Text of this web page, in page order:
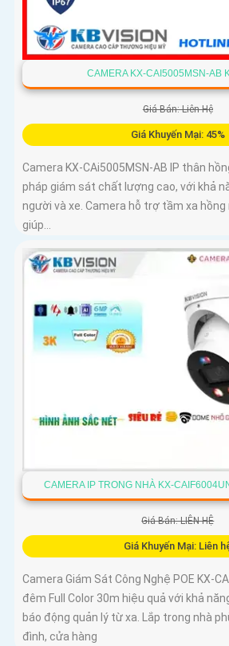
CAMERA KX-CAI5005MSN-AB
Giá Bán: Liên Hệ
Giá Khuyến Mại: 45%
Camera KX-CAi5005MSN-AB IP thân
pháp giám sát chất lượng cao, với khả
người và xe. Camera hỗ trợ tầm xa hồng
giúp...
CAMERA IP TRONG NHÀ KX-
Giá Bán: LIÊN HỆ
Giá Khuyến Mại: Liên
Camera Giám Sát Công Nghệ POE KX-
đêm Full Color 30m hiệu quả với khả
báo động quản lý từ xa. Lắp trong nhà
đình, cửa hàng